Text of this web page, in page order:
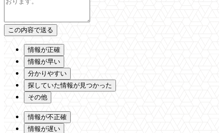
情報が正確
情報が早い
分かりやすい
探していた情報が見つかった
その他
情報が不正確
情報が遅い